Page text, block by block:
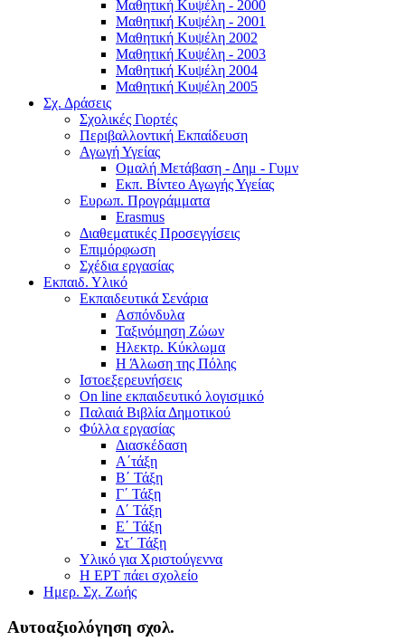
Μαθητική Κυψέλη - 2000
Μαθητική Κυψέλη - 2001
Μαθητική Κυψέλη 2002
Μαθητική Κυψέλη - 2003
Μαθητική Κυψέλη 2004
Μαθητική Κυψέλη 2005
Σχ. Δράσεις
Σχολικές Γιορτές
Περιβαλλοντική Εκπαίδευση
Αγωγή Υγείας
Ομαλή Μετάβαση - Δημ - Γυμν
Εκπ. Βίντεο Αγωγής Υγείας
Ευρωπ. Προγράμματα
Erasmus
Διαθεματικές Προσεγγίσεις
Επιμόρφωση
Σχέδια εργασίας
Εκπαιδ. Υλικό
Εκπαιδευτικά Σενάρια
Ασπόνδυλα
Ταξινόμηση Ζώων
Ηλεκτρ. Κύκλωμα
Η Άλωση της Πόλης
Ιστοεξερευνήσεις
On line εκπαιδευτικό λογισμικό
Παλαιά Βιβλία Δημοτικού
Φύλλα εργασίας
Διασκέδαση
Α΄τάξη
Β΄ Τάξη
Γ΄ Τάξη
Δ΄ Τάξη
Ε΄ Τάξη
Στ΄ Τάξη
Υλικό για Χριστούγεννα
Η ΕΡΤ πάει σχολείο
Ημερ. Σχ. Ζωής
Αυτοαξιολόγηση σχολ.